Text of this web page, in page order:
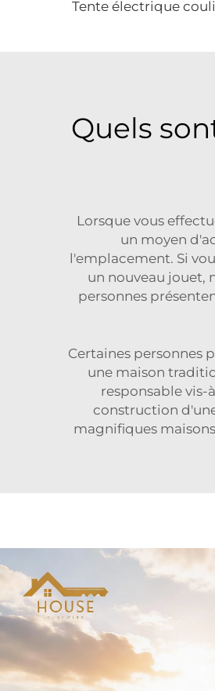
Quels
Lorsque vous
un moyen
l'emplacement. Si
un nouveau jouet,
personnes
Certaines personnes
une maison
responsable vis-
construction
magnifiques